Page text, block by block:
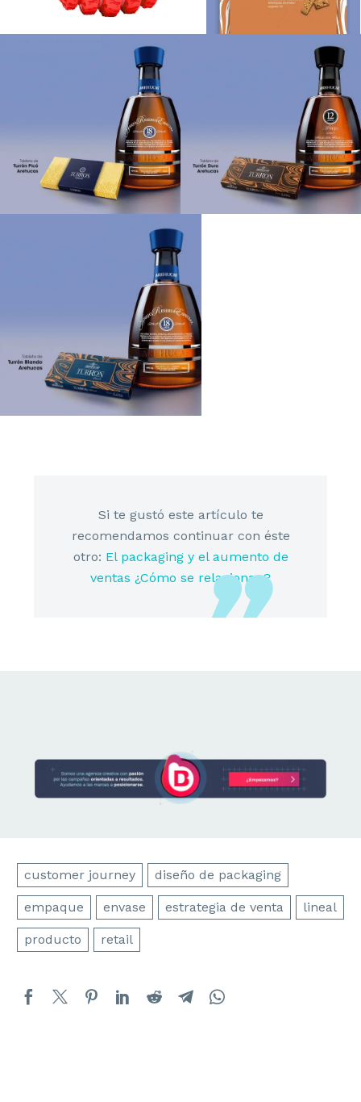
Si te gustó este artículo te
recomendamos continuar con éste
otro: El packaging y el aumento de
ventas ¿Cómo se relacionan?
customer journey diseño de packaging
empaque envase estrategia de venta lineal
producto retail